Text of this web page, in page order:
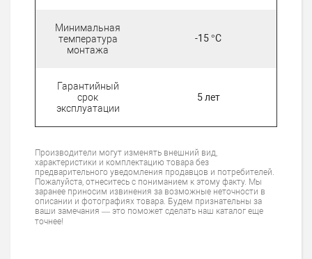
Минимальная
температура
монтажа
-15 °C
Гарантийный
срок
эксплуатации
5 лет
Производители могут изменять внешний вид,
характеристики и комплектацию товара без
предварительного уведомления продавцов и потребителей.
Пожалуйста, отнеситесь с пониманием к этому факту. Мы
заранее приносим извинения за возможные неточности в
описании и фотографиях товара. Будем признательны за
ваши замечания — это поможет сделать наш каталог еще
точнее!